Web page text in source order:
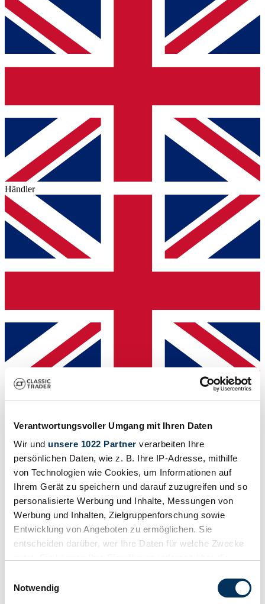
Verantwortungsvoller Umgang mit Ihren Daten
Wir und unsere 1022 Partner verarbeiten Ihre
persönlichen Daten, wie z. B. Ihre IP-Adresse, mithilfe
von Technologien wie Cookies, um Informationen auf
Ihrem Gerät zu speichern und darauf zuzugreifen und so
personalisierte Werbung und Inhalte, Messungen von
Werbung und Inhalten, Zielgruppenforschung sowie
Entwicklung von Angeboten zu ermöglichen. Sie
entscheiden darüber, wer Ihre Daten für welche Zwecke
Trigger Symbol ändern oder widerrufen
Notwendig
Händler
Abgelaufenes Inserat